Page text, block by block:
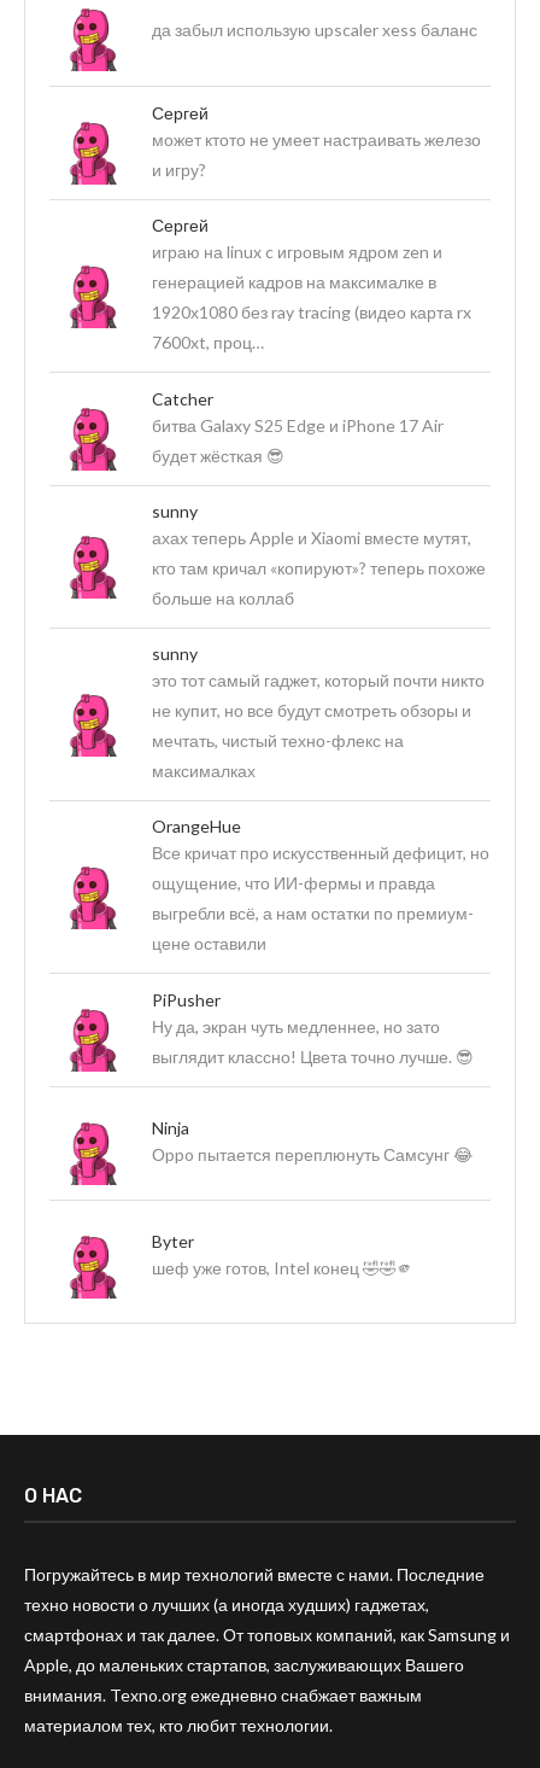
да забыл использую upscaler xess баланс
Сергей
может ктото не умеет настраивать железо
и игру?
Сергей
играю на linux c игровым ядром zen и
генерацией кадров на максималке в
1920х1080 без ray tracing (видео карта rx
7600xt, проц…
Catcher
битва Galaxy S25 Edge и iPhone 17 Air
будет жёсткая 😎
sunny
ахах теперь Apple и Xiaomi вместе мутят,
кто там кричал «копируют»? теперь похоже
больше на коллаб
sunny
это тот самый гаджет, который почти никто
не купит, но все будут смотреть обзоры и
мечтать, чистый техно-флекс на
максималках
OrangeHue
Все кричат про искусственный дефицит, но
ощущение, что ИИ-фермы и правда
выгребли всё, а нам остатки по премиум-
цене оставили
PiPusher
Ну да, экран чуть медленнее, но зато
выглядит классно! Цвета точно лучше. 😎
Ninja
Оppo пытается переплюнуть Самсунг 😂
Byter
шеф уже готов, Intel конец 🤣🤣🫵
О НАС
Погружайтесь в мир технологий вместе с нами. Последние
техно новости о лучших (а иногда худших) гаджетах,
смартфонах и так далее. От топовых компаний, как Samsung и
Apple, до маленьких стартапов, заслуживающих Вашего
внимания. Texno.org ежедневно снабжает важным
материалом тех, кто любит технологии.